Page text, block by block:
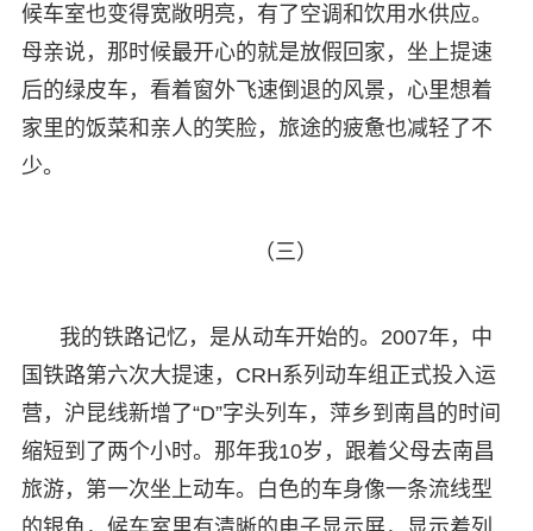
候车室也变得宽敞明亮，有了空调和饮用水供应。
母亲说，那时候最开心的就是放假回家，坐上提速
后的绿皮车，看着窗外飞速倒退的风景，心里想着
家里的饭菜和亲人的笑脸，旅途的疲惫也减轻了不
少。
（三）
我的铁路记忆，是从动车开始的。2007年，中
国铁路第六次大提速，CRH系列动车组正式投入运
营，沪昆线新增了“D”字头列车，萍乡到南昌的时间
缩短到了两个小时。那年我10岁，跟着父母去南昌
旅游，第一次坐上动车。白色的车身像一条流线型